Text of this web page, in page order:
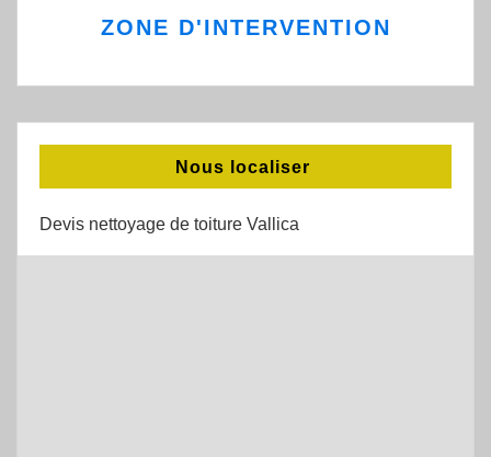
ZONE D'INTERVENTION
Nous localiser
Devis nettoyage de toiture Vallica